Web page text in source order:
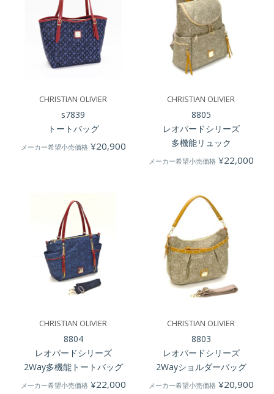
CHRISTIAN OLIVIER
s7839
トートバッグ
メーカー希望小売価格 ¥20,900
CHRISTIAN OLIVIER
8805
レオパードシリーズ
多機能リュック
メーカー希望小売価格 ¥22,000
CHRISTIAN OLIVIER
8804
レオパードシリーズ
2Way多機能トートバッグ
メーカー希望小売価格 ¥22,000
CHRISTIAN OLIVIER
8803
レオパードシリーズ
2Wayショルダーバッグ
メーカー希望小売価格 ¥20,900